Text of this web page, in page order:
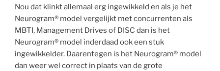
Nou dat klinkt allemaal erg ingewikkeld en als je het
Neurogram® model vergelijkt met concurrenten als
MBTI, Management Drives of DISC dan is het
Neurogram® model inderdaad ook een stuk
ingewikkelder. Daarentegen is het Neurogram® model
dan weer wel correct in plaats van de grote